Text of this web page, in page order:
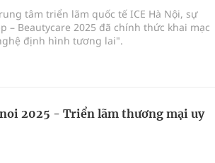
tâm triển lãm quốc tế ICE Hà Nội, sự
– Beautycare 2025 đã chính thức khai mạc
định hình tương lai".
2025 - Triển lãm thương mại uy